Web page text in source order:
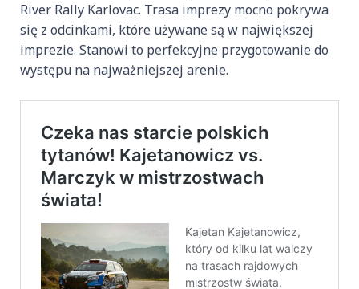
River Rally Karlovac. Trasa imprezy mocno pokrywa
się z odcinkami, które używane są w największej
imprezie. Stanowi to perfekcyjne przygotowanie do
występu na najważniejszej arenie.